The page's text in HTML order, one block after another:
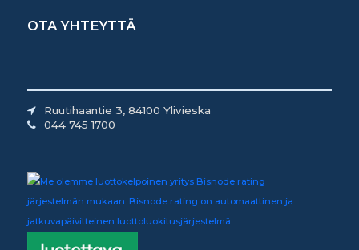
OTA YHTEYTTÄ
Ruutihaantie 3, 84100 Ylivieska
044 745 1700